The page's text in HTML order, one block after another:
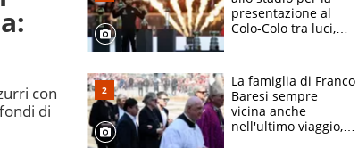
con
di
presentazione al
Colo-Colo tra luci,
La famiglia di Franco
Baresi sempre
vicina anche
nell'ultimo viaggio,